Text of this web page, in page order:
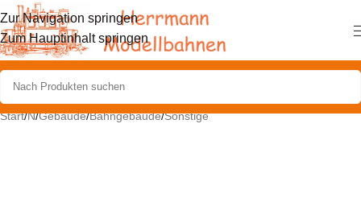
Zur Navigation springen
Zum Hauptinhalt springen
Start/N/Gebäude/Bahngebäude/Sonstige